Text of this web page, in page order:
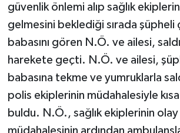
güvenlik önlemi alıp sağlık
gelmesini beklediği sırada şüpheli
babasını gören N.Ö. ve ailesi,
harekete geçti. N.Ö. ve ailesi,
babasına tekme ve yumruklarla
polis ekiplerinin müdahalesiyle
buldu. N.Ö., sağlık ekiplerinin
müdahalesinin ardından